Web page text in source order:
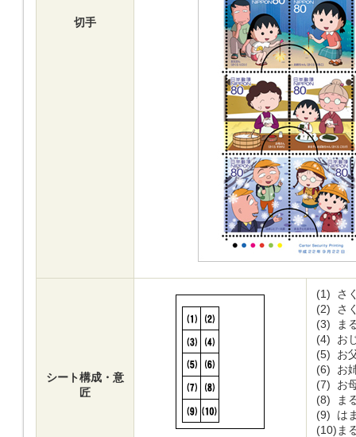
切手
シート構成・意
匠
(1)
さ
(2)
さ
(3)
ま
(4)
お
(5)
お
(6)
お
(7)
お
(8)
ま
(9)
は
(10) ま